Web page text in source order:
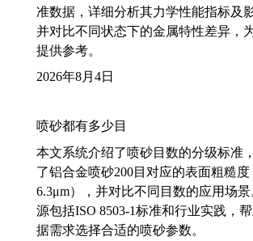
准数据，详细分析其力学性能指标及
并对比不同状态下的金属特性差异，
提供参考。
2026年8月4日
喷砂都有多少目
本文系统介绍了喷砂目数的分级标准
了铝合金喷砂200目对应的表面粗糙度
6.3μm），并对比不同目数的应用场
源包括ISO 8503-1标准和行业实践，
据需求选择合适的喷砂参数。